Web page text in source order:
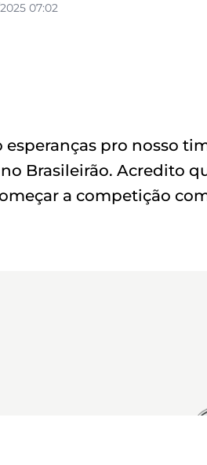
07:02
pro nosso
Brasileirão. Acredito
a competição